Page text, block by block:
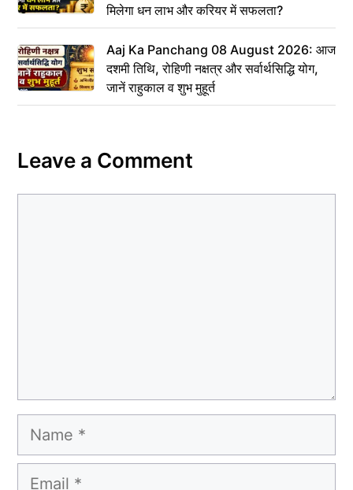
मिलेगा धन लाभ और करियर में सफलता?
Aaj Ka Panchang 08 August 2026: आज
दशमी तिथि, रोहिणी नक्षत्र और सर्वार्थसिद्धि योग,
जानें राहुकाल व शुभ मुहूर्त
Leave a Comment
Name
Email